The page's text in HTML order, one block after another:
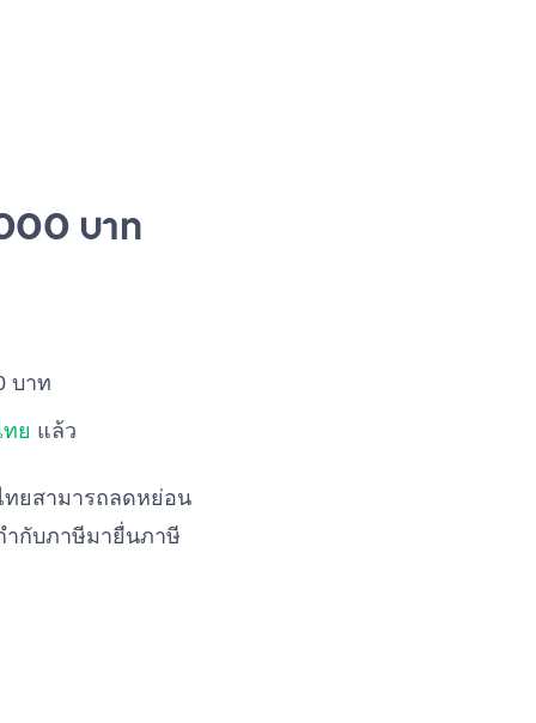
บาท
บาท
ย แล้ว
ทยสามารถลดหย่อน
ำกับภาษีมายื่นภาษี